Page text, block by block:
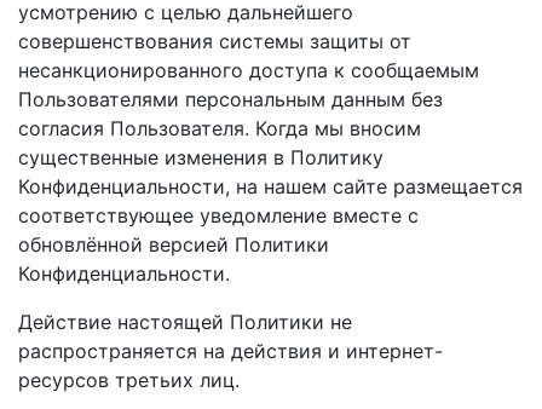
усмотрению с целью дальнейшего
совершенствования системы защиты от
несанкционированного доступа к сообщаемым
Пользователями персональным данным без
согласия Пользователя. Когда мы вносим
существенные изменения в Политику
Конфиденциальности, на нашем сайте размещается
соответствующее уведомление вместе с
обновлённой версией Политики
Конфиденциальности.
Действие настоящей Политики не
распространяется на действия и интернет-
ресурсов третьих лиц.